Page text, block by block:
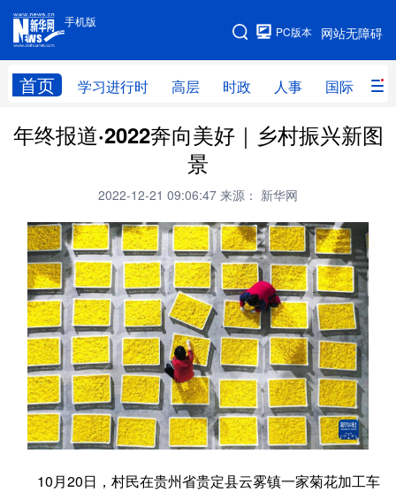
手机版
网站无障碍
PC版本
首页 学习进行时 高层 时政 人事 国际 财
手机版
网站地图
学习进行时 高层 时政 人事
全球连线
科技 科创 量子 体育
文化 书画 健康 军事
访谈 视频 图片 政务
法律 中央文件 金融 汽车
食品 人居 信息化 数字经济
学术中国 乡村振兴 银龄 溯源中国
年终报道·2022奔向美好｜乡村振兴新图
景
2022-12-21 09:06:47 来源： 新华网
10月20日，村民在贵州省贵定县云雾镇一家菊花加工车